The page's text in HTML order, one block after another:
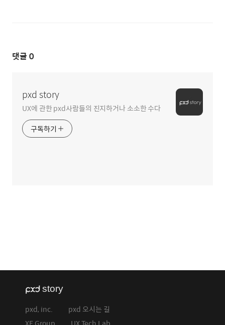
댓글 0
pxd story
UX에 관한 pxd사람들의 진지하거나 소소한 수다
구독하기
pxd, inc.
pxd 오시는 길